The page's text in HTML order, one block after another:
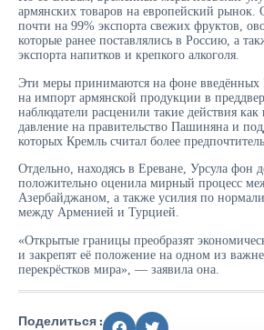
армянских товаров на европейский рынок.
почти на 99% экспорта свежих фруктов,
которые ранее поставлялись в Россию, а
экспорта напитков и крепкого алкоголя.
Эти меры принимаются на фоне введённых
на импорт армянской продукции в
наблюдатели расценили такие действия как
давление на правительство Пашиняна и
которых Кремль считал более
Отдельно, находясь в Ереване, Урсула фон
положительно оценила мирный процесс
Азербайджаном, а также усилия по
между Арменией и Турцией.
«Открытые границы преобразят
и закрепят её положение на одном из
перекрёстков мира», — заявила она.
Поделиться :